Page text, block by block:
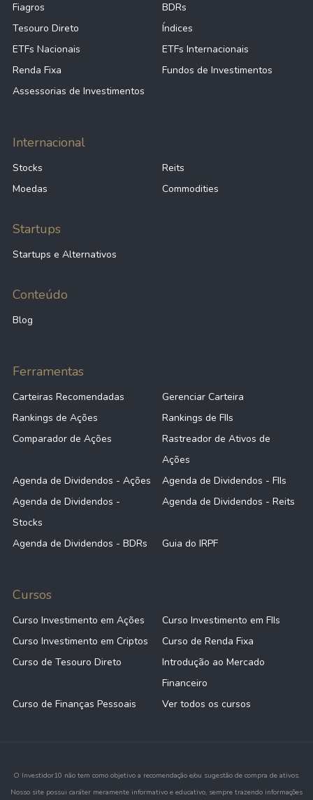
Fiagros
BDRs
Tesouro Direto
Índices
ETFs Nacionais
ETFs Internacionais
Renda Fixa
Fundos de Investimentos
Assessorias de Investimentos
Internacional
Stocks
Reits
Moedas
Commodities
Startups
Startups e Alternativos
Conteúdo
Blog
Ferramentas
Carteiras Recomendadas
Gerenciar Carteira
Rankings de Ações
Rankings de FIIs
Comparador de Ações
Rastreador de Ativos de
Ações
Agenda de Dividendos - Ações
Agenda de Dividendos - FIIs
Agenda de Dividendos -
Stocks
Agenda de Dividendos - Reits
Agenda de Dividendos - BDRs Guia do IRPF
Cursos
Curso Investimento em Ações
Curso Investimento em FIIs
Curso Investimento em Criptos
Curso de Renda Fixa
Curso de Tesouro Direto
Introdução ao Mercado
Financeiro
Curso de Finanças Pessoais
Ver todos os cursos
O Investidor10 não tem como objetivo a recomendação e/ou sugestão de compra de ativos.
Nosso site possui caráter meramente informativo e educativo, sempre trazendo informações